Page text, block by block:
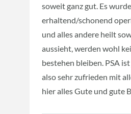
soweit ganz gut. Es
erhaltend/schonend
und alles andere heilt
aussieht, werden wohl
bestehen bleiben. PSA
also sehr zufrieden mit
hier alles Gute und gute